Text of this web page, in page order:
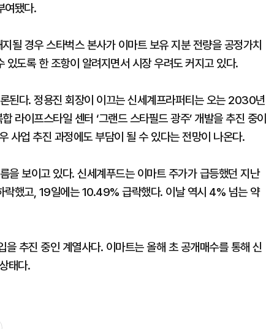
여됐다.
될 경우 스타벅스 본사가 이마트 보유 지분 전량을 공정가치
도록 한 조항이 알려지면서 시장 우려도 커지고 있다.
된다. 정용진 회장이 이끄는 신세계프라퍼티는 오는 2030년
라이프스타일 센터 ‘그랜드 스타필드 광주’ 개발을 추진 중이
사업 추진 과정에도 부담이 될 수 있다는 전망이 나온다.
을 보이고 있다. 신세계푸드는 이마트 주가가 급등했던 지난
했고, 19일에는 10.49% 급락했다. 이날 역시 4% 넘는 약
추진 중인 계열사다. 이마트는 올해 초 공개매수를 통해 신
태다.